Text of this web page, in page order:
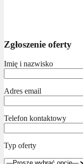
Zgłoszenie oferty
Imię i nazwisko
Adres email
Telefon kontaktowy
Typ oferty